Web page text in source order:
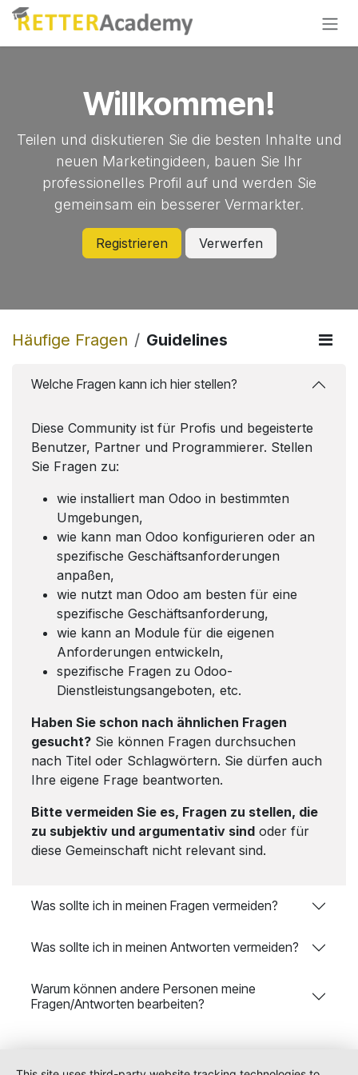
Skip to Content
Willkommen!
Teilen und diskutieren Sie die besten Inhalte und
neuen Marketingideen, bauen Sie Ihr
professionelles Profil auf und werden Sie
gemeinsam ein besserer Vermarkter.
Registrieren Verwerfen
Häufige Fragen Guidelines
Welche Fragen kann ich hier stellen?
Diese Community ist für Profis und begeisterte
Benutzer, Partner und Programmierer. Stellen
Sie Fragen zu:
wie installiert man Odoo in bestimmten
Umgebungen,
wie kann man Odoo konfigurieren oder an
spezifische Geschäftsanforderungen
anpaßen,
wie nutzt man Odoo am besten für eine
spezifische Geschäftsanforderung,
wie kann an Module für die eigenen
Anforderungen entwickeln,
spezifische Fragen zu Odoo-
Dienstleistungsangeboten, etc.
Haben Sie schon nach ähnlichen Fragen
gesucht? Sie können Fragen durchsuchen
nach Titel oder Schlagwörtern. Sie dürfen auch
Ihre eigene Frage beantworten.
Bitte vermeiden Sie es, Fragen zu stellen, die
zu subjektiv und argumentativ sind oder für
diese Gemeinschaft nicht relevant sind.
Was sollte ich in meinen Fragen vermeiden?
Was sollte ich in meinen Antworten vermeiden?
Warum können andere Personen meine
Fragen/Antworten bearbeiten?